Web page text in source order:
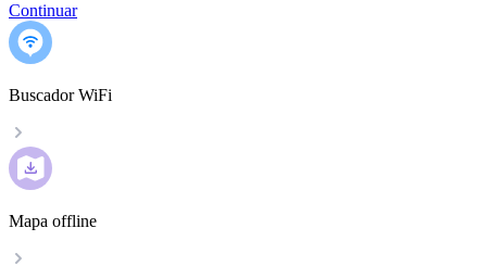
Continuar
Buscador WiFi
Mapa offline